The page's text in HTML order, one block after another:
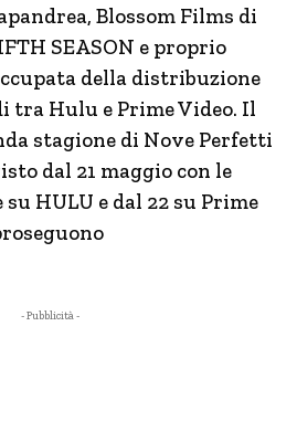
Blossom Films di
SEASON e proprio
della distribuzione
tra Hulu e Prime Video. Il
stagione di Nove Perfetti
dal 21 maggio con le
HULU e dal 22 su Prime
- Pubblicità -